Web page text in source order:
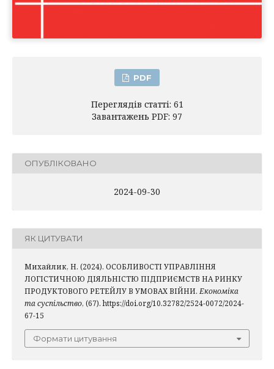
PDF
Переглядів статті: 61
Завантажень PDF: 97
ОПУБЛІКОВАНО
2024-09-30
ЯК ЦИТУВАТИ
Михайлик, Н. (2024). ОСОБЛИВОСТІ УПРАВЛІННЯ
ЛОГІСТИЧНОЮ ДІЯЛЬНІСТЮ ПІДПРИЄМСТВ НА РИНКУ
ПРОДУКТОВОГО РЕТЕЙЛУ В УМОВАХ ВІЙНИ. Економіка
та суспільство, (67). https://doi.org/10.32782/2524-0072/2024-
67-15
Формати цитування